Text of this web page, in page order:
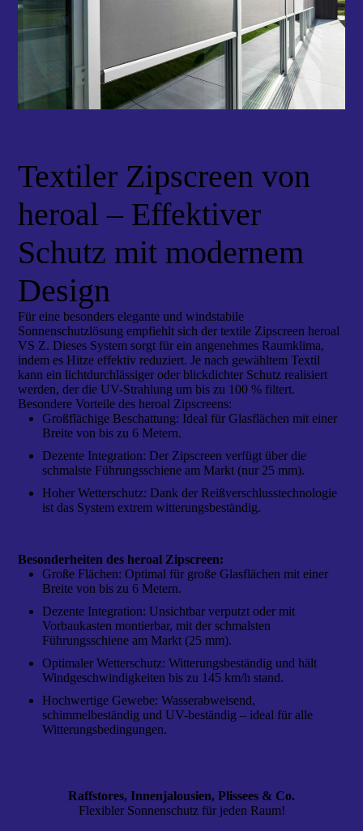
Textiler Zipscreen von
heroal – Effektiver
Schutz mit modernem
Design
Für eine besonders elegante und windstabile
Sonnenschutzlösung empfiehlt sich der textile Zipscreen heroal
VS Z. Dieses System sorgt für ein angenehmes Raumklima,
indem es Hitze effektiv reduziert. Je nach gewähltem Textil
kann ein lichtdurchlässiger oder blickdichter Schutz realisiert
werden, der die UV-Strahlung um bis zu 100 % filtert.
Besondere Vorteile des heroal Zipscreens:
Großflächige Beschattung: Ideal für Glasflächen mit einer
Breite von bis zu 6 Metern.
Dezente Integration: Der Zipscreen verfügt über die
schmalste Führungsschiene am Markt (nur 25 mm).
Hoher Wetterschutz: Dank der Reißverschlusstechnologie
ist das System extrem witterungsbeständig.
Besonderheiten des heroal Zipscreen:
Große Flächen: Optimal für große Glasflächen mit einer
Breite von bis zu 6 Metern.
Dezente Integration: Unsichtbar verputzt oder mit
Vorbaukasten montierbar, mit der schmalsten
Führungsschiene am Markt (25 mm).
Optimaler Wetterschutz: Witterungsbeständig und hält
Windgeschwindigkeiten bis zu 145 km/h stand.
Hochwertige Gewebe: Wasserabweisend,
schimmelbeständig und UV-beständig – ideal für alle
Witterungsbedingungen.
Raffstores, Innenjalousien, Plissees & Co.
Flexibler Sonnenschutz für jeden Raum!